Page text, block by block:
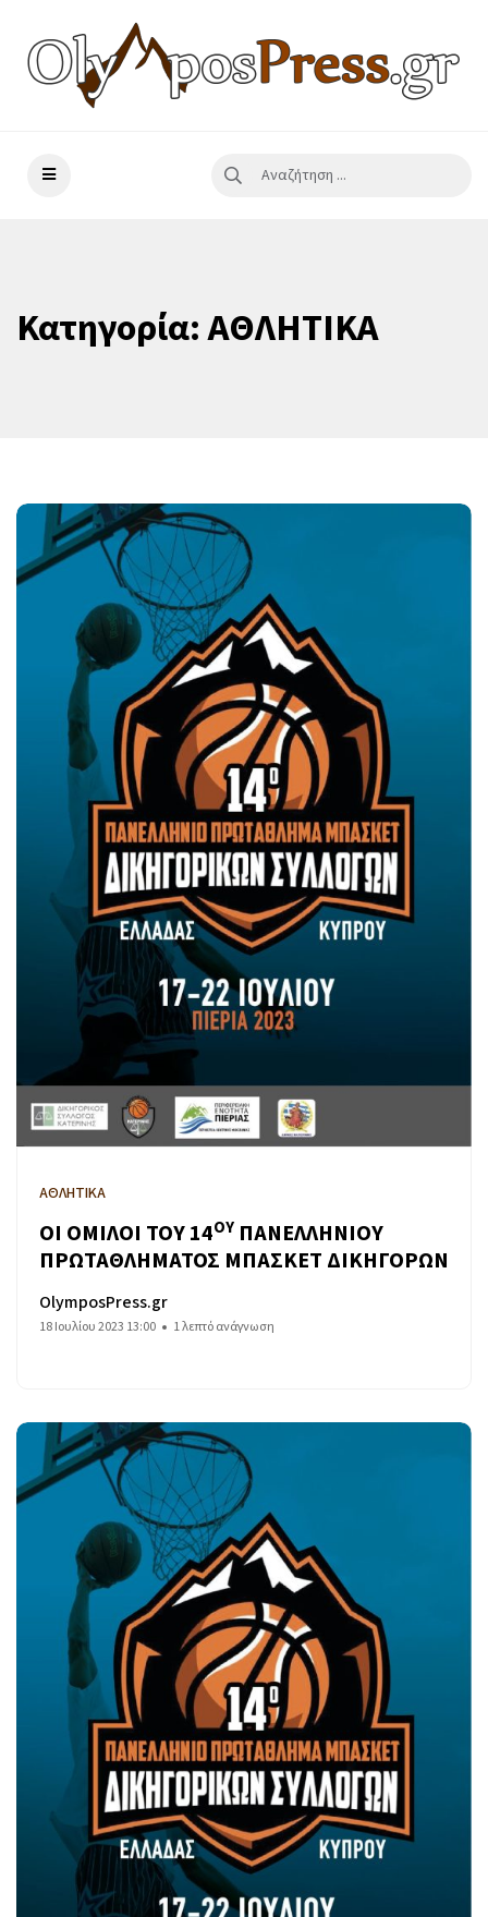
Κατηγορία:ΑΘΛΗΤΙΚΑ
ΑΘΛΗΤΙΚΑ
ΟΙ ΟΜΙΛΟΙ ΤΟΥ 14ΟΥ ΠΑΝΕΛΛΗΝΙΟΥ
ΠΡΩΤΑΘΛΗΜΑΤΟΣ ΜΠΑΣΚΕΤ ΔΙΚΗΓΟΡΩΝ
OlymposPress.gr
18 Ιουλίου 2023 13:00 1 λεπτό ανάγνωση